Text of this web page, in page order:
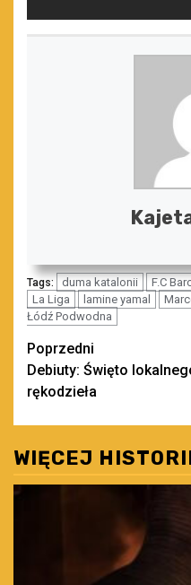
Tags: duma katalonii F.C
La Liga
lamine yamal
Łódź Podwodna
Zobacz
wpisy
Poprzedni
Debiuty: Święto
rękodzieła
WIĘCEJ